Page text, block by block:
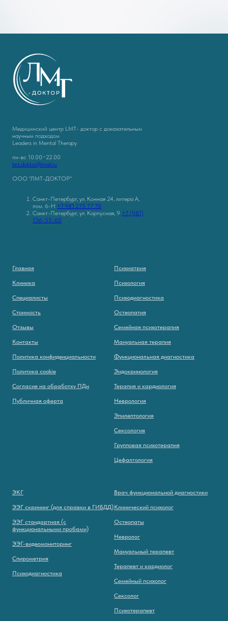
Медицинский центр LMT- доктор с доказательным
научным подходом
Leaders in Mental Therapy
пн-вс 10.00−22.00
lmt.doktor@mail.ru
ООО "ЛМТ-ДОКТОР"
Санкт-Петербург, ул. Конная 24, литера А,
пом. 6-Н +7 981 275 77 78
Санкт-Петербург, ул. Корпусная, 9 +7 (981)
136-55-60
Главная
Клиника
Специалисты
Стоимость
Отзывы
Контакты
Политика конфиденциальности
Политика cookie
Согласие на обработку ПДн
Публичная оферта
Психиатрия
Психология
Психодиагностика
Остеопатия
Семейная психотерапия
Мануальная терапия
Функциональная диагностика
Эндокринология
Терапия и кардиология
Неврология
Эпилептология
Сексология
Групповая психотерапия
Цефалгология
ЭКГ
ЭЭГ скрининг (для справки в ГИБДД)
ЭЭГ стандартная (с
функциональными пробами)
ЭЭГ-видеомониторинг
Спирометрия
Психодиагностика
Врач функциональной диагностики
Клинический психолог
Остеопаты
Невролог
Мануальный терапевт
Терапевт и кардиолог
Семейный психолог
Сексолог
Психотерапевт